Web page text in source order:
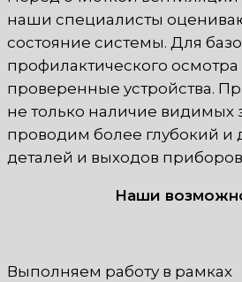
наши специалисты
состояние системы. Для
профилактического
проверенные устройства.
не только наличие видимых
проводим более глубокий и
деталей и выходов
Наши
Выполняем работу в рамках